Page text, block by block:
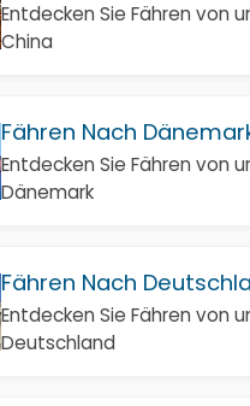
Entdecken Sie Fähren von
China
Fähren Nach
Entdecken Sie Fähren von
Dänemark
Fähren Nach
Entdecken Sie Fähren von
Deutschland